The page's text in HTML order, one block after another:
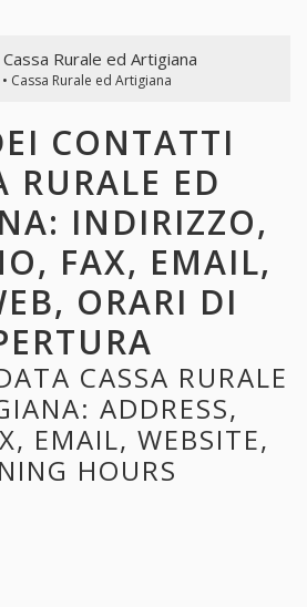
Cassa Rurale ed Artigiana
Cassa Rurale ed Artigiana
CONTATTI
RURALE ED
INDIRIZZO,
FAX, EMAIL,
ORARI DI
CASSA RURALE
ADDRESS,
EMAIL, WEBSITE,
HOURS